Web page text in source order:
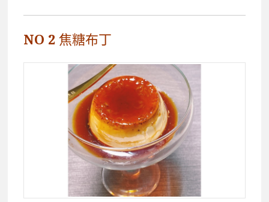
NO 2 焦糖布丁